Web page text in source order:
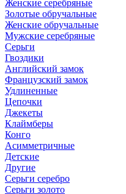
Женские серебряные
Золотые обручальные
Женские обручальные
Мужские серебряные
Серьги
Гвоздики
Английский замок
Французский замок
Удлиненные
Цепочки
Джекеты
Клаймберы
Конго
Асимметричные
Детские
Другие
Серьги серебро
Серьги золото